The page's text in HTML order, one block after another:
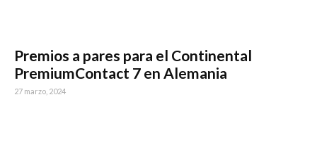
Premios a pares para el Continental
PremiumContact 7 en Alemania
27 marzo, 2024